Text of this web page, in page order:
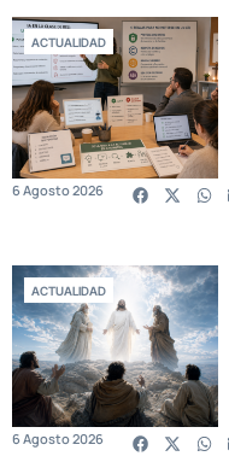
ACTUALIDAD
6 Agosto 2026
ACTUALIDAD
6 Agosto 2026